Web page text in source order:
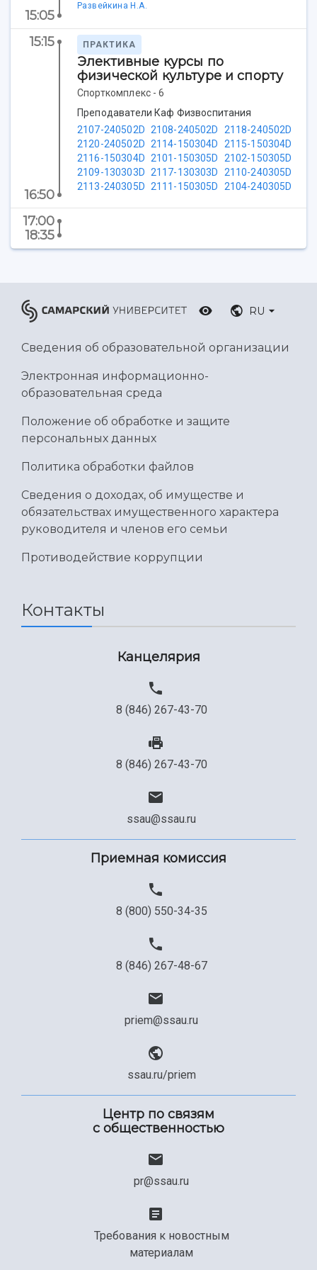
Центр истории авиационных двигателей
Ботанический сад
Умный дом бабочек
Международный межвузовский кампус
Сведения об образовательной организации
Официальные документы
15:05
Развейкина Н.А.
15:15
16:50
ПРАКТИКА
Элективные курсы по
физической культуре и спорту
Спорткомплекс - 6
Преподаватели Каф Физвоспитания
2107-240502D 2108-240502D
2118-240502D
2120-240502D 2114-150304D
2115-150304D
2116-150304D 2101-150305D
2102-150305D
2109-130303D 2117-130303D
2110-240305D
2113-240305D 2111-150305D 2104-240305D
17:00
18:35
RU
Сведения об образовательной организации
Электронная информационно-
образовательная среда
Положение об обработке и защите
персональных данных
Политика обработки файлов
Сведения о доходах, об имуществе и
обязательствах имущественного характера
руководителя и членов его семьи
Противодействие коррупции
Контакты
Канцелярия
8 (846) 267-43-70
8 (846) 267-43-70
ssau@ssau.ru
Приемная комиссия
8 (800) 550-34-35
8 (846) 267-48-67
priem@ssau.ru
ssau.ru/priem
Центр по связям
с общественностью
pr@ssau.ru
Требования к новостным
материалам